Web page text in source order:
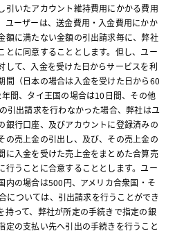
引いたアカウント維持費用にかかる費用
ユーザーは、送金費用・入金費用にかか
額に満たない金額の引出請求毎に、弊社
とに同意することとします。但し、ユー
して、入金を受けた日からサービスを利
間（日本の場合は入金を受けた日から60
間、タイ王国の場合は10日間、その他
引出請求を行わなかった場合、弊社はユ
銀行口座、及びアカウントに登録済みの
の売上金の引出し、及び、その売上金の
に入金を受けた売上金をまとめた合算売
行うことに合意することとします。ユー
内の場合は500円、アメリカ合衆国・そ
については、引出請求を行うことができ
持って、弊社が所定の手続きで指定の銀
定の支払い先へ引出の手続きを行うこと